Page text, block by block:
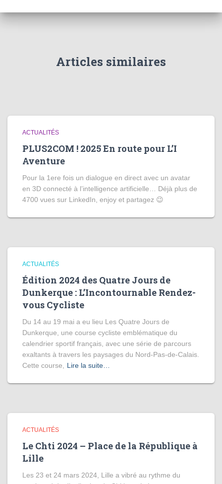
Articles similaires
ACTUALITÉS
PLUS2COM ! 2025 En route pour L’I
Aventure
Pour la 1ere fois un dialogue en direct avec un avatar
en 3D connecté à l’intelligence artificielle… Déjà plus de
4700 vues sur LinkedIn, enjoy et partagez 😉
ACTUALITÉS
Édition 2024 des Quatre Jours de
Dunkerque : L’Incontournable Rendez-
vous Cycliste
Du 14 au 19 mai a eu lieu Les Quatre Jours de
Dunkerque, une course cycliste emblématique du
calendrier sportif français, avec une série de parcours
exaltants à travers les paysages du Nord-Pas-de-Calais.
Cette course,
Lire la suite…
ACTUALITÉS
Le Chti 2024 – Place de la République à
Lille
Les 23 et 24 mars 2024, Lille a vibré au rythme du